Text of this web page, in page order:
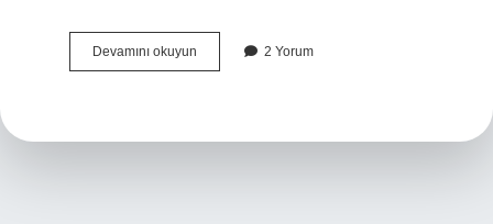
Devamını okuyun Bebeklerin
Yüzüne
2 Yorum